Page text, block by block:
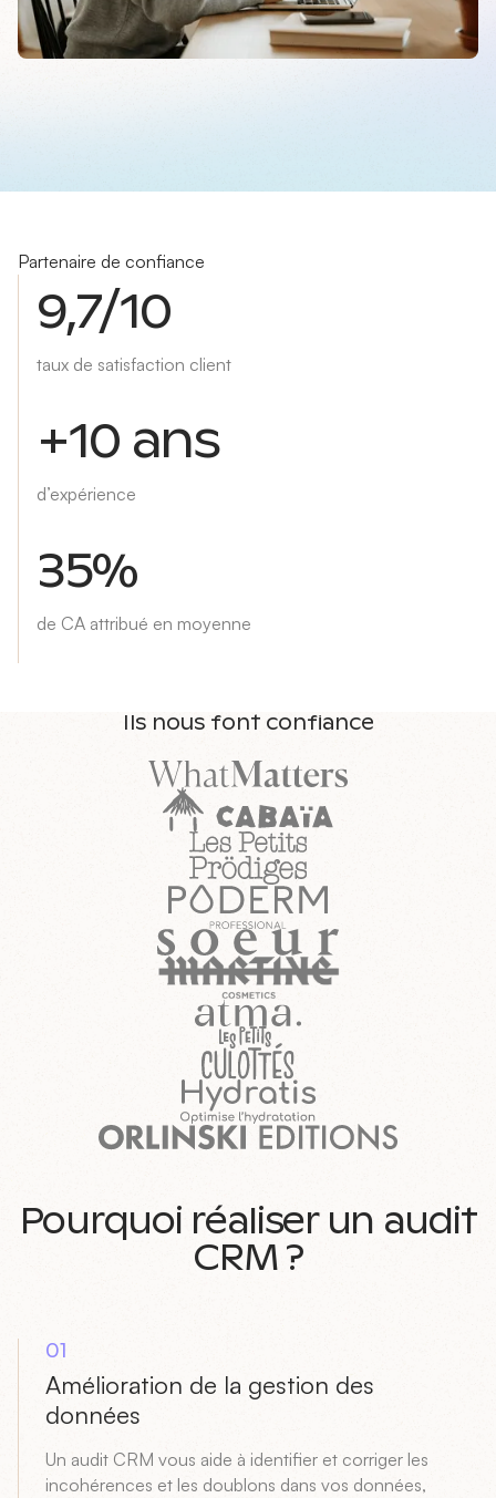
Partenaire de confiance
9,7/10
taux de satisfaction client
+10 ans
d’expérience
35%
de CA attribué en moyenne
Ils nous font confiance
Pourquoi réaliser un audit
CRM ?
01
Amélioration de la gestion des
données
Un audit CRM vous aide à identifier et corriger les
incohérences et les doublons dans vos données,